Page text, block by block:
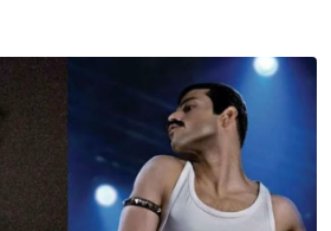
Google Malaysia-Mara
AI dalam ekosistem